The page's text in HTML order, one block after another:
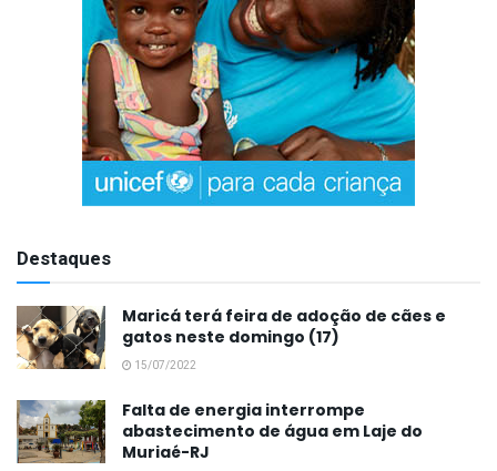
Destaques
Maricá terá feira de adoção de cães e
gatos neste domingo (17)
15/07/2022
Falta de energia interrompe
abastecimento de água em Laje do
Muriaé-RJ